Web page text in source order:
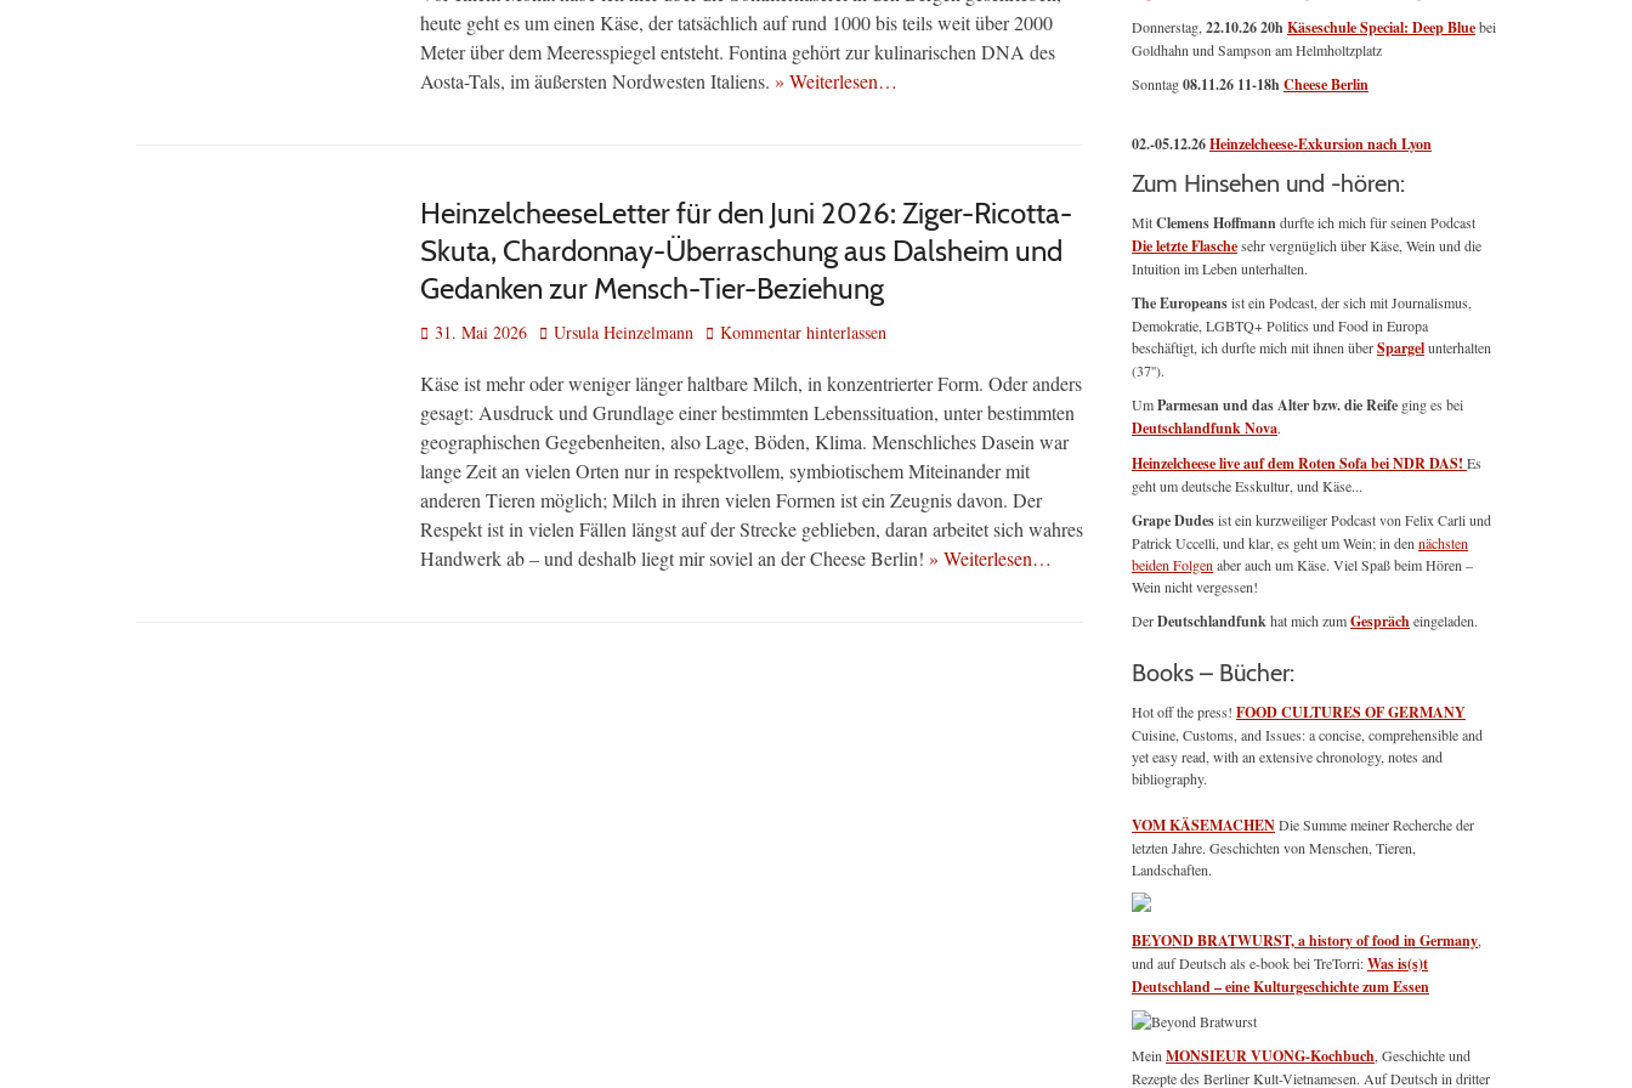
heute geht es um einen Käse, der tatsächlich auf rund 1000 bis teils weit über 2000
Meter über dem Meeresspiegel entsteht. Fontina gehört zur kulinarischen DNA des
Aosta-Tals, im äußersten Nordwesten Italiens. » Weiterlesen…
HeinzelcheeseLetter für den Juni 2026: Ziger-Ricotta-
Skuta, Chardonnay-Überraschung aus Dalsheim und
Gedanken zur Mensch-Tier-Beziehung
Veröffentlicht
31. Mai 2026 Autor
Ursula Heinzelmann Kommentar hinterlassen
Käse ist mehr oder weniger länger haltbare Milch, in konzentrierter Form. Oder anders
gesagt: Ausdruck und Grundlage einer bestimmten Lebenssituation, unter bestimmten
geographischen Gegebenheiten, also Lage, Böden, Klima. Menschliches Dasein war
lange Zeit an vielen Orten nur in respektvollem, symbiotischem Miteinander mit
anderen Tieren möglich; Milch in ihren vielen Formen ist ein Zeugnis davon. Der
Respekt ist in vielen Fällen längst auf der Strecke geblieben, daran arbeitet sich wahres
Handwerk ab – und deshalb liegt mir soviel an der Cheese Berlin! » Weiterlesen…
Donnerstag, 22.10.26 20hKäseschule Special: Deep Bluebei
Goldhahn und Sampson am Helmholtzplatz
Sonntag08.11.26 11-18hCheese Berlin
02.-05.12.26Heinzelcheese-Exkursion nach Lyon
Zum Hinsehen und -hören:
MitClemens Hoffmanndurfte ich mich für seinen Podcast
Die letzte Flaschesehr vergnüglich über Käse, Wein und die
Intuition im Leben unterhalten.
The Europeansist ein Podcast, der sich mit Journalismus,
Demokratie, LGBTQ+ Politics und Food in Europa
beschäftigt, ich durfte mich mit ihnen überSpargelunterhalten
(37'').
UmParmesan und das Alter bzw. die Reife ging es bei
Deutschlandfunk Nova.
Heinzelcheese live auf dem Roten Sofa bei NDR DAS! Es
geht um deutsche Esskultur, und Käse...
Grape Dudesist ein kurzweiliger Podcast von Felix Carli und
Patrick Uccelli, und klar, es geht um Wein; in den nächsten
beiden Folgen aber auch um Käse. Viel Spaß beim Hören –
Wein nicht vergessen!
DerDeutschlandfunkhat mich zumGesprächeingeladen.
Books – Bücher:
Hot off the press! FOOD CULTURES OF GERMANY
Cuisine, Customs, and Issues: a concise, comprehensible and
yet easy read, with an extensive chronology, notes and
bibliography.
VOM KÄSEMACHENDie Summe meiner Recherche der
letzten Jahre. Geschichten von Menschen, Tieren,
Landschaften.
BEYOND BRATWURST, a history of food in Germany
und auf Deutsch als e-book bei TreTorri:Was is(s)t
Deutschland – eine Kulturgeschichte zum Essen
Mein MONSIEUR VUONG-Kochbuch , Geschichte und
Rezepte des Berliner Kult-Vietnamesen. Auf Deutsch in dritter